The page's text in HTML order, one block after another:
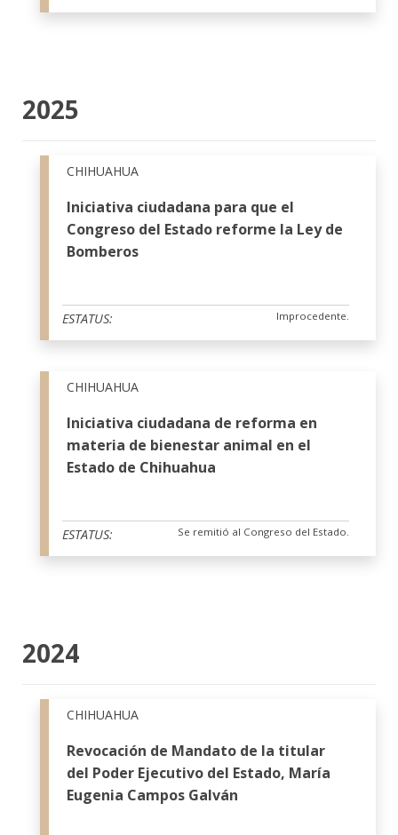
2025
CHIHUAHUA
Iniciativa ciudadana para que el
Congreso del Estado reforme la Ley de
Bomberos
ESTATUS: Improcedente.
CHIHUAHUA
Iniciativa ciudadana de reforma en
materia de bienestar animal en el
Estado de Chihuahua
ESTATUS: Se remitió al Congreso del Estado.
2024
CHIHUAHUA
Revocación de Mandato de la titular
del Poder Ejecutivo del Estado, María
Eugenia Campos Galván